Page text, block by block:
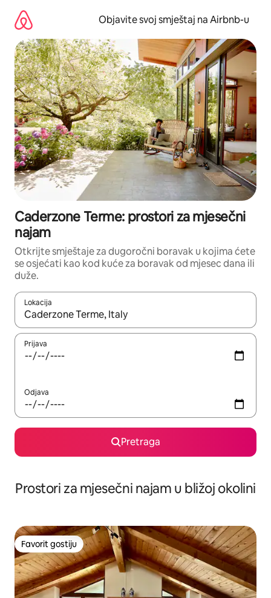
sadržaj
Objavite svoj smještaj na Airbnb-u
Caderzone Terme: prostori za mjesečni
najam
Otkrijte smještaje za dugoročni boravak u kojima ćete
se osjećati kao kod kuće za boravak od mjesec dana ili
duže.
Lokacija
Kad su rezultati dostupni, možete da se krećete kroz njih
Prijava
Odjava
Pretraga
Prostori za mjesečni najam u bližoj okolini
Favorit gostiju
Favorit gostiju